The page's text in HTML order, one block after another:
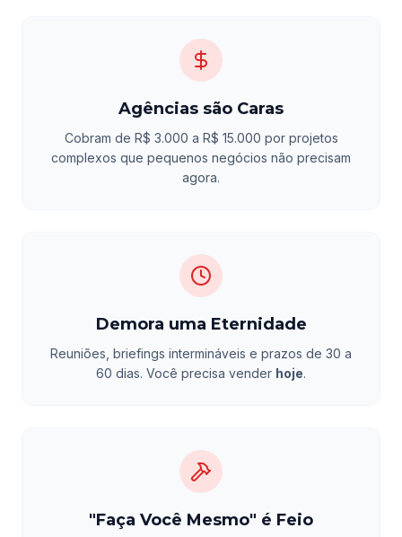
Agências são Caras
Cobram de R$ 3.000 a R$ 15.000 por projetos
complexos que pequenos negócios não precisam
agora.
Demora uma Eternidade
Reuniões, briefings intermináveis e prazos de 30 a
60 dias. Você precisa vender hoje.
"Faça Você Mesmo" é Feio